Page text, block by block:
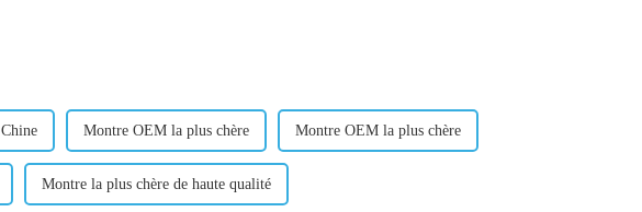
Montre OEM la plus chère Montre OEM la plus chère
Montre la plus chère de haute qualité